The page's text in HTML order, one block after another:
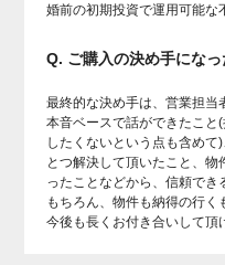
婚前の初期投資で運用可能な
Q. ご購入の決め手になっ
最終的な決め手は、営業担当
本音ベースで話ができたこと
したくないという点も含め
とつ解決して頂いたこと、
ったことなどから、信頼でき
もちろん、物件も納得の行く
今後も長くお付き合いして頂